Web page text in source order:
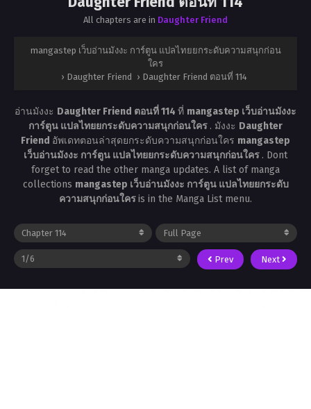
All chapters are in Daughter Friend
mangastep เว็บอ่านมังงะ การ์ตูน แปลไทยยกระดับความสนุกก่อน
ใคร
› Daughter Friend › Daughter Friend ตอนที่ 114
อ่านมังงะ Daughter Friend ตอนที่ 114 ที่ mangastep เว็บอ่านมังงะ
การ์ตูน แปลไทยยกระดับความสนุกก่อนใคร . มังงะ Daughter
Friend อัพเดทตอนล่าสุดยกระดับความสนุกก่อนใคร mangastep
เว็บอ่านมังงะ การ์ตูน แปลไทยยกระดับความสนุกก่อนใคร . Dont
forget to read the other manga updates. A list of manga
collections mangastep เว็บอ่านมังงะ การ์ตูน แปลไทยยกระดับ
ความสนุกก่อนใครis in the Manga List menu.
Prev Next